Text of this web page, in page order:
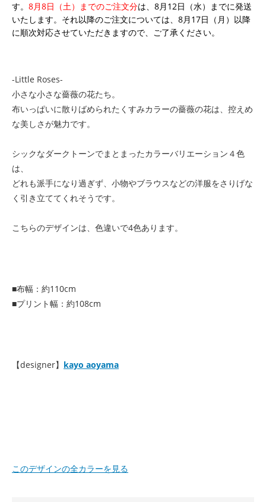
す。 8月8日（土）までのご注文分は、8月12日（水）までに発送
いたします。それ以降のご注文については、8月17日（月）以降
に順次対応させていただきますので、ご了承ください。
-Little Roses-
小さな小さな薔薇の花たち。
布いっぱいに散りばめられたくすみカラーの薔薇の花は、控えめ
な美しさが魅力です。
シックなダークトーンでまとまったカラーバリエーション４色
は、
どれも派手になり過ぎず、小物やブラウスなどの洋服をさりげな
く引き立ててくれそうです。
こちらのデザインは、色違いで4色あります。
■布幅：約110cm
■プリント幅：約108cm
【designer】 kayo aoyama
このデザインの全カラーを見る